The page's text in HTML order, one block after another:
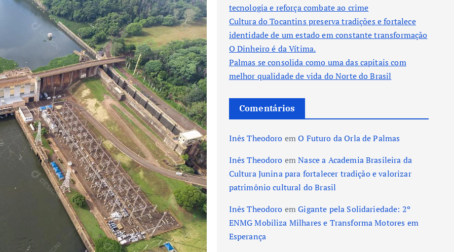
tecnologia e reforça combate ao crime
Cultura do Tocantins preserva tradições e fortalece
identidade de um estado em constante transformação
O Dinheiro é da Vítima.
Palmas se consolida como uma das capitais com
melhor qualidade de vida do Norte do Brasil
Comentários
Inês Theodoro emO Futuro da Orla de Palmas
Inês Theodoro emNasce a Academia Brasileira da
Cultura Junina para fortalecer tradição e valorizar
patrimônio cultural do Brasil
Inês Theodoro emGigante pela Solidariedade: 2º
ENMG Mobiliza Milhares e Transforma Motores em
Esperança